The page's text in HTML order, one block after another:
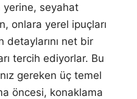
yerine, seyahat
onlara yerel ipuçları
detaylarını net bir
tercih ediyorlar. Bu
gereken üç temel
öncesi, konaklama